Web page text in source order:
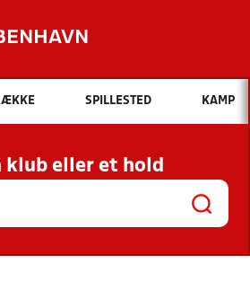
Hvad vil du søge efter?
INDHOLD OG NYHEDER
KLUBBER OG
HOLD
SPILLESTED KAMP
klub eller et hold